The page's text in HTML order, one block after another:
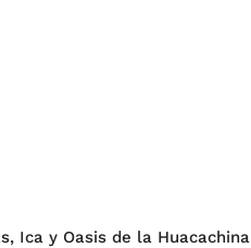
Ica y Oasis de la Huacachina